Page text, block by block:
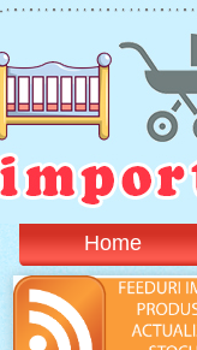
Home